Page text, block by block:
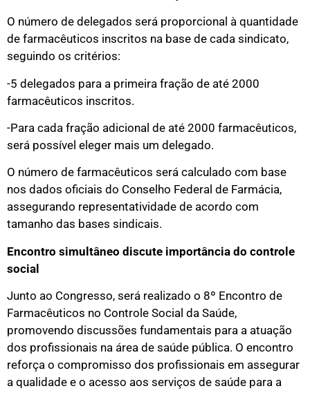
O número de delegados será proporcional à quantidade
de farmacêuticos inscritos na base de cada sindicato,
seguindo os critérios:
-5 delegados para a primeira fração de até 2000
farmacêuticos inscritos.
-Para cada fração adicional de até 2000 farmacêuticos,
será possível eleger mais um delegado.
O número de farmacêuticos será calculado com base
nos dados oficiais do Conselho Federal de Farmácia,
assegurando representatividade de acordo com
tamanho das bases sindicais.
Encontro simultâneo discute importância do controle
social
Junto ao Congresso, será realizado o 8º Encontro de
Farmacêuticos no Controle Social da Saúde,
promovendo discussões fundamentais para a atuação
dos profissionais na área de saúde pública. O encontro
reforça o compromisso dos profissionais em assegurar
a qualidade e o acesso aos serviços de saúde para a